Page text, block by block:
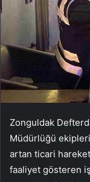
Zonguldak
Müdürlüğü ekipleri
artan ticari
faaliyet gösteren